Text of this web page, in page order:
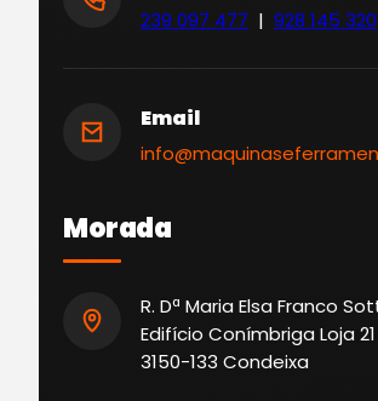
239 097 477 | 928 145 320
Email
Morada
R. Dª Maria Elsa Franco
Edifício Conímbriga Loja 21
3150-133 Condeixa